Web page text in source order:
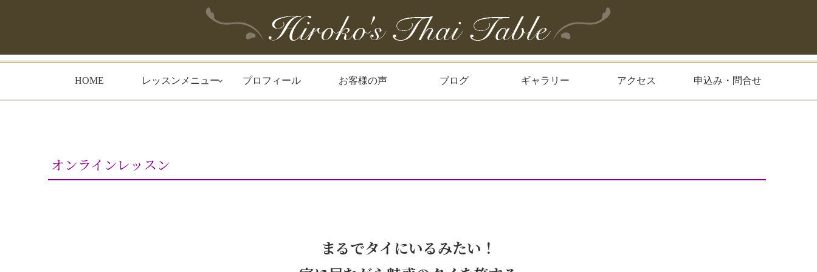
HOME レッスンメニュー プロフィール お客様の声 ブログ ギャラリー アクセス 申込み・問合せ
オンラインレッスン
まるでタイにいるみたい！